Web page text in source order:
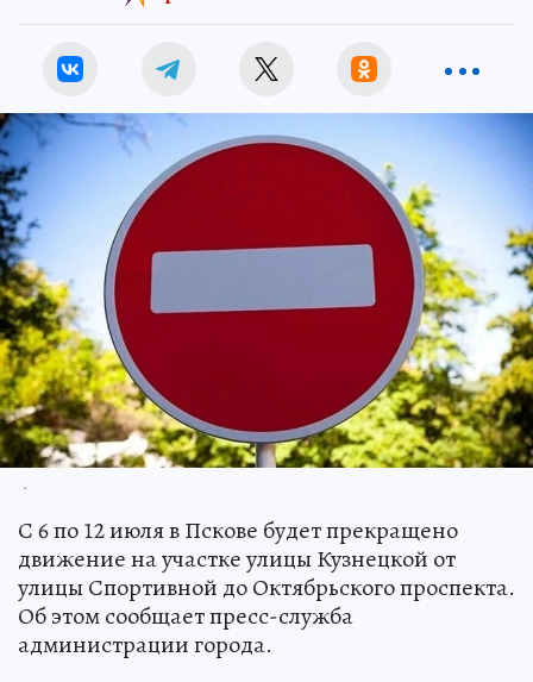
.
С 6 по 12 июля в Пскове будет прекращено
движение на участке улицы Кузнецкой от
улицы Спортивной до Октябрьского проспекта.
Об этом сообщает пресс-служба
администрации города.